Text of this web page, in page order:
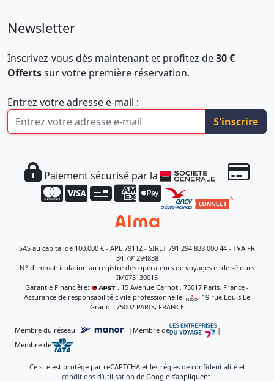
Newsletter
Inscrivez-vous dès maintenant et profitez de30 €
Offertssur votre première réservation.
Entrez votre adresse e-mail :
S'inscrire
Paiement sécurisé par la
SAS au capital de 100.000 € - APE 7911Z - SIRET 791 294 838 000 44 - TVA FR
34 791294838
N° d'immatriculation au registre des opérateurs de voyages et de séjours
IM075130015
Garantie Financière:
, 15 Avenue Carnot , 75017 Paris, France -
Assurance de responsabilité civile professionnelle:
, 19 rue Louis Le
Grand - 75002 PARIS, FRANCE
Membre du réseau | Membre de
|
Membre de
Ce site est protégé par reCAPTCHA et les règles de confidentialitéet
conditions d’utilisation de Google s’appliquent.